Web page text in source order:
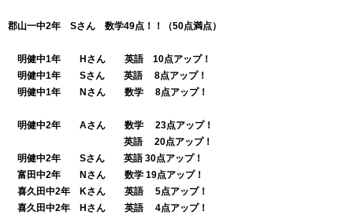
郡山一中2年 Sさん 数学49点！！（50点満点）
明健中1年 Hさん 英語 10点アップ！
明健中1年 Sさん 英語 8点アップ！
明健中1年 Nさん 数学 8点アップ！
明健中2年 Aさん 数学 23点アップ！
英語 20点アップ！
明健中2年 Sさん 英語 30点アップ！
富田中2年 Nさん 数学 19点アップ！
喜久田中2年 Kさん 英語 5点アップ！
喜久田中2年 Hさん 英語 4点アップ！